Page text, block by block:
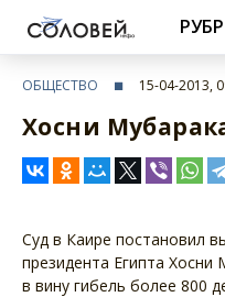
ОБЩЕСТВО 15-04-2013,
Хосни
Суд в Каире постановил
президента Египта
в вину гибель более 800